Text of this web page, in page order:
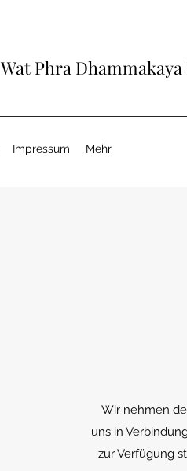
Wat Phra Dhammakaya
Impressum Mehr
Wir nehmen
uns in
zur Verfügung